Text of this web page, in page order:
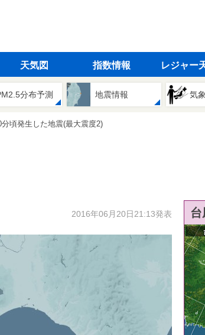
天気図 指数情報 レジャー
分布予測 地震情報 気
分頃発生した地震(最大震度2)
2016年06月20日21:13発表